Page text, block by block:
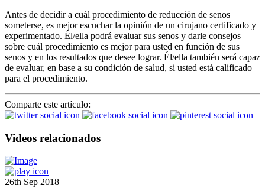
Antes de decidir a cuál procedimiento de reducción de senos
someterse, es mejor escuchar la opinión de un cirujano certificado y
experimentado. Él/ella podrá evaluar sus senos y darle consejos
sobre cuál procedimiento es mejor para usted en función de sus
senos y en los resultados que desee lograr. Él/ella también será capaz
de evaluar, en base a su condición de salud, si usted está calificado
para el procedimiento.
Comparte este artículo:
Videos relacionados
26th Sep 2018